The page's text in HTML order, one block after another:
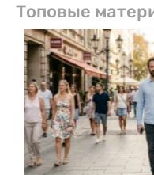
Топовые